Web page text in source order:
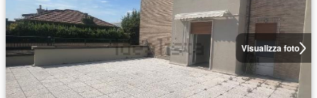
Visualizza foto